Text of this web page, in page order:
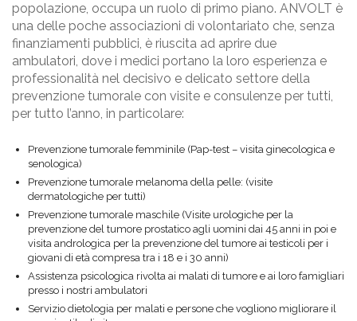
popolazione, occupa un ruolo di primo piano. ANVOLT è
una delle poche associazioni di volontariato che, senza
finanziamenti pubblici, è riuscita ad aprire due
ambulatori, dove i medici portano la loro esperienza e
professionalità nel decisivo e delicato settore della
prevenzione tumorale con visite e consulenze per tutti,
per tutto l’anno, in particolare:
Prevenzione tumorale femminile (Pap-test – visita ginecologica e
senologica)
Prevenzione tumorale melanoma della pelle: (visite
dermatologiche per tutti)
Prevenzione tumorale maschile (Visite urologiche per la
prevenzione del tumore prostatico agli uomini dai 45 anni in poi e
visita andrologica per la prevenzione del tumore ai testicoli per i
giovani di età compresa tra i 18 e i 30 anni)
Assistenza psicologica rivolta ai malati di tumore e ai loro famigliari
presso i nostri ambulatori
Servizio dietologia per malati e persone che vogliono migliorare il